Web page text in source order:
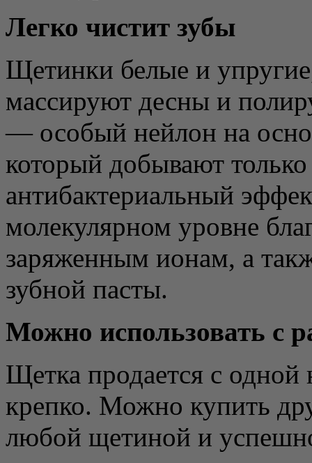
Легко чистит зубы
Щетинки белые и
массируют десны и
— особый нейлон на
который добывают
антибактериальный
молекулярном уровне
заряженным ионам, а
зубной пасты.
Можно использовать с
Щетка продается с одной
крепко. Можно купить
любой щетиной и